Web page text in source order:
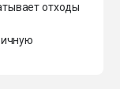
отходы